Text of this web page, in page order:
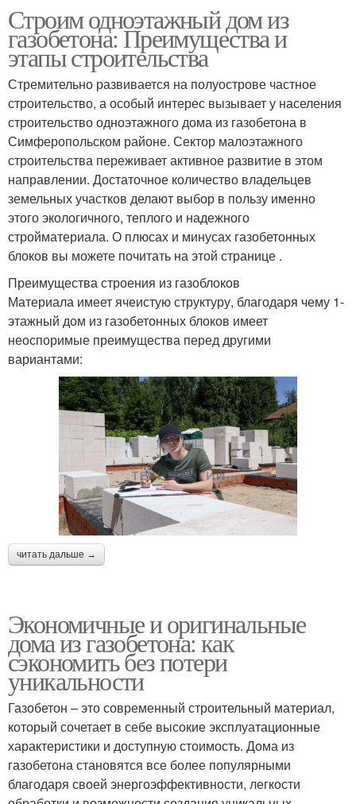
Строим одноэтажный дом из
газобетона: Преимущества и
этапы строительства
Стремительно развивается на полуострове частное
строительство, а особый интерес вызывает у населения
строительство одноэтажного дома из газобетона в
Симферопольском районе. Сектор малоэтажного
строительства переживает активное развитие в этом
направлении. Достаточное количество владельцев
земельных участков делают выбор в пользу именно
этого экологичного, теплого и надежного
стройматериала. О плюсах и минусах газобетонных
блоков вы можете почитать на этой странице .
Преимущества строения из газоблоков
Материала имеет ячеистую структуру, благодаря чему 1-
этажный дом из газобетонных блоков имеет
неоспоримые преимущества перед другими
вариантами:
читать дальше →
Экономичные и оригинальные
дома из газобетона: как
сэкономить без потери
уникальности
Газобетон – это современный строительный материал,
который сочетает в себе высокие эксплуатационные
характеристики и доступную стоимость. Дома из
газобетона становятся все более популярными
благодаря своей энергоэффективности, легкости